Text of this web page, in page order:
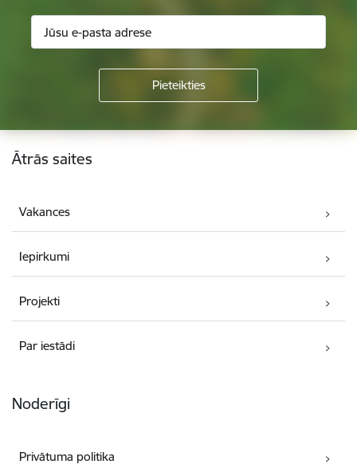
Kājene
Ātrās saites
Vakances
Iepirkumi
Projekti
Par iestādi
Noderīgi
Privātuma politika